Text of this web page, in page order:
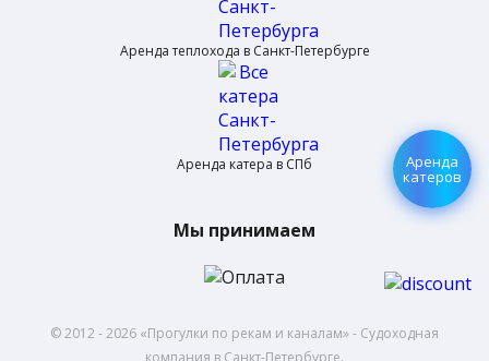
© 2012 - 2026 «Прогулки по рекам и каналам» - Cудoxoднaя
кoмпaния в Санкт-Петербурге.
Аренда теплохода в Санкт-Петербурге
Аренда катера в СПб
Мы принимаем
Аренда
катеров